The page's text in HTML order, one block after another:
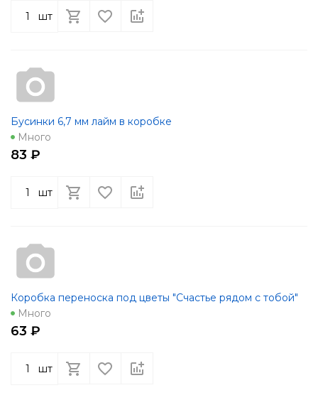
шт
Бусинки 6,7 мм лайм в коробке
Много
83 ₽
шт
Коробка переноска под цветы "Счастье рядом с тобой"
Много
63 ₽
шт